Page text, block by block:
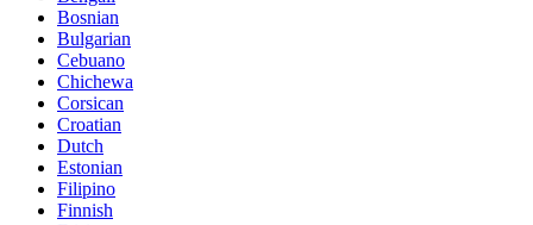
Bosnian
Bulgarian
Cebuano
Chichewa
Corsican
Croatian
Dutch
Estonian
Filipino
Finnish